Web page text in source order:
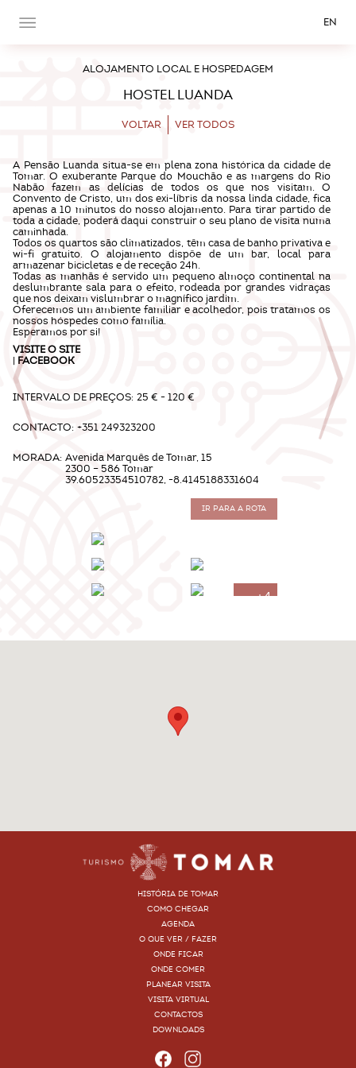
EN
ALOJAMENTO LOCAL E HOSPEDAGEM
HOSTEL LUANDA
VOLTAR VER TODOS
A Pensão Luanda situa-se em plena zona histórica da cidade de
Tomar. O exuberante Parque do Mouchão e as margens do Rio
Nabão fazem as delícias de todos os que nos visitam. O
Convento de Cristo, um dos exi-líbris da nossa linda cidade, fica
apenas a 10 minutos do nosso alojamento. Para tirar partido de
toda a cidade, poderá daqui construir o seu plano de visita numa
caminhada.
Todos os quartos são climatizados, têm casa de banho privativa e
wi-fi gratuito. O alojamento dispõe de um bar, local para
armazenar bicicletas e de receção 24h.
Todas as manhãs é servido um pequeno almoço continental na
deslumbrante sala para o efeito, rodeada por grandes vidraças
que nos deixam vislumbrar o magnífico jardim.
Oferecemos um ambiente familiar e acolhedor, pois tratamos os
nossos hóspedes como família.
Esperamos por si!
VISITE OSITE
| FACEBOOK
INTERVALO DE PREÇOS: 25 € - 120 €
CONTACTO: +351 249323200
MORADA: Avenida Marquês de Tomar, 15
2300 – 586 Tomar
39.60523354510782, -8.4145188331604
IR PARA A ROTA
+4
HISTÓRIA DE TOMAR
COMO CHEGAR
AGENDA
O QUE VER / FAZER
ONDE FICAR
ONDE COMER
PLANEAR VISITA
VISITA VIRTUAL
CONTACTOS
DOWNLOADS